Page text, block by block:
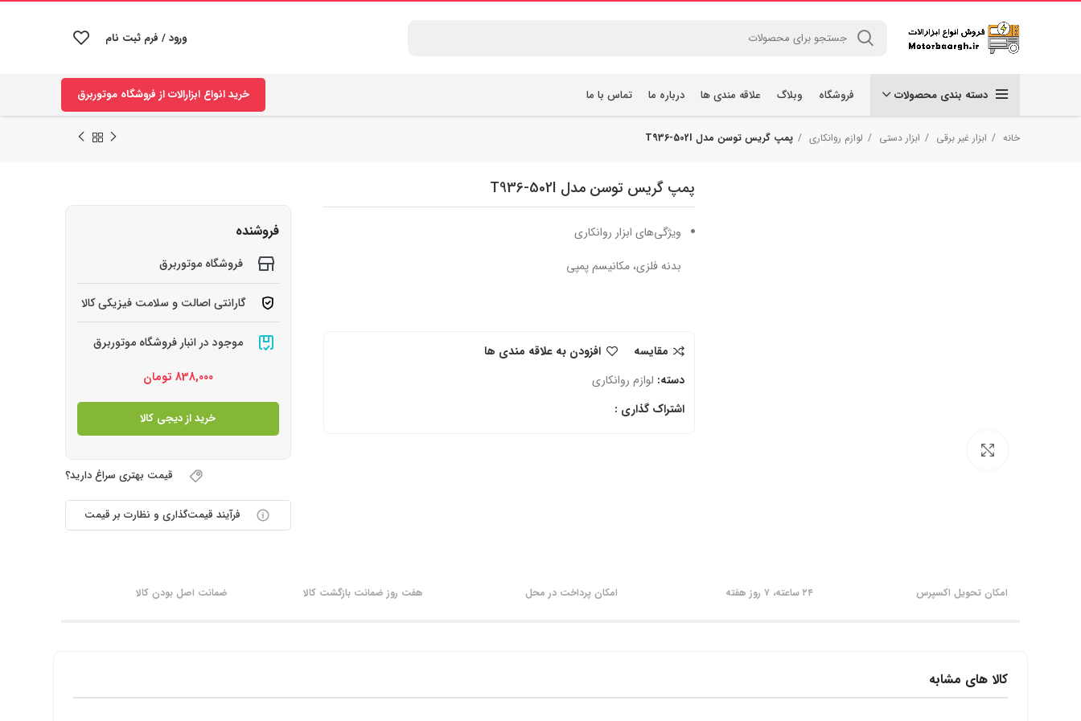
ورود / فرم ثبت نام
دسته بندی محصولات فروشگاه وبلاگ علاقه مندی ها درباره ما تماس با ما خرید انواع ابزارالات از فروشگاه موتوربرق
خانه ابزار غیر برقی ابزار دستی لوازم روانکاری پمپ گریس توسن مدل T936-502I
پمپ گریس توسن مدل T936-502I
ویژگی‌های ابزار روانکاری
بدنه فلزی، مکانیسم پمپی
مقایسه
افزودن به علاقه مندی ها
دسته: لوازم روانکاری
اشتراک گذاری :
فروشنده
فروشگاه موتوربرق
گارانتی اصالت و سلامت فیزیکی کالا
موجود در انبار فروشگاه موتوربرق
838,000 تومان
خرید از دیجی کالا
قیمت بهتری سراغ دارید؟
فرآیند قیمت‌گذاری و نظارت بر قیمت
امکان تحویل اکسپرس ۲۴ ساعته، ۷ روز هفته امکان پرداخت در محل هفت روز ضمانت بازگشت کالا ضمانت اصل بودن کالا
کالا های مشابه